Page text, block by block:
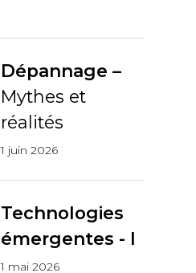
Dépannage –
Mythes et
réalités
1 juin 2026
Technologies
émergentes - I
1 mai 2026